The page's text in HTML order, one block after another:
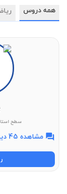
همه دروس
سطح
مشاهده 45 دیدگاه